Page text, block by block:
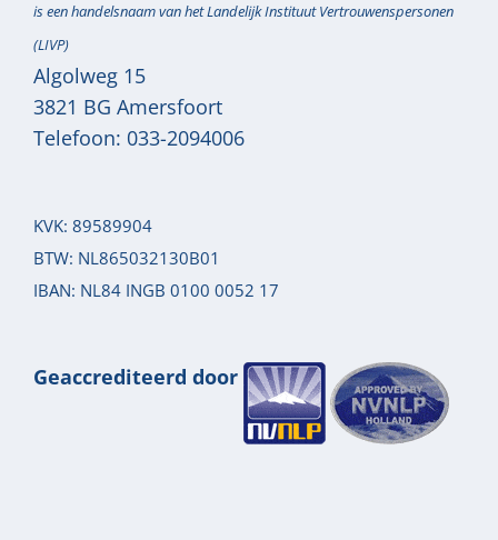
is een handelsnaam van het Landelijk Instituut Vertrouwenspersonen
(LIVP)
Algolweg 15
3821 BG Amersfoort
Telefoon: 033-2094006
KVK: 89589904
BTW: NL865032130B01
IBAN: NL84 INGB 0100 0052 17
Geaccrediteerd door